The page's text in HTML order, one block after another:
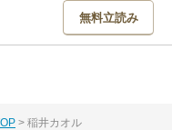
無料立読み
稲井カオル